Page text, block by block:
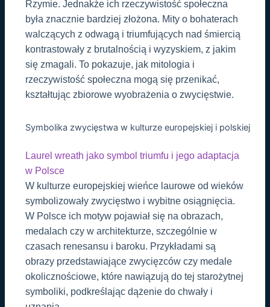
Rzymie. Jednakże ich rzeczywistość społeczna
była znacznie bardziej złożona. Mity o bohaterach
walczących z odwagą i triumfujących nad śmiercią
kontrastowały z brutalnością i wyzyskiem, z jakim
się zmagali. To pokazuje, jak mitologia i
rzeczywistość społeczna mogą się przenikać,
kształtując zbiorowe wyobrażenia o zwycięstwie.
Symbolika zwycięstwa w kulturze europejskiej i polskiej
Laurel wreath jako symbol triumfu i jego adaptacja
w Polsce
W kulturze europejskiej wieńce laurowe od wieków
symbolizowały zwycięstwo i wybitne osiągnięcia.
W Polsce ich motyw pojawiał się na obrazach,
medalach czy w architekturze, szczególnie w
czasach renesansu i baroku. Przykładami są
obrazy przedstawiające zwycięzców czy medale
okolicznościowe, które nawiązują do tej starożytnej
symboliki, podkreślając dążenie do chwały i